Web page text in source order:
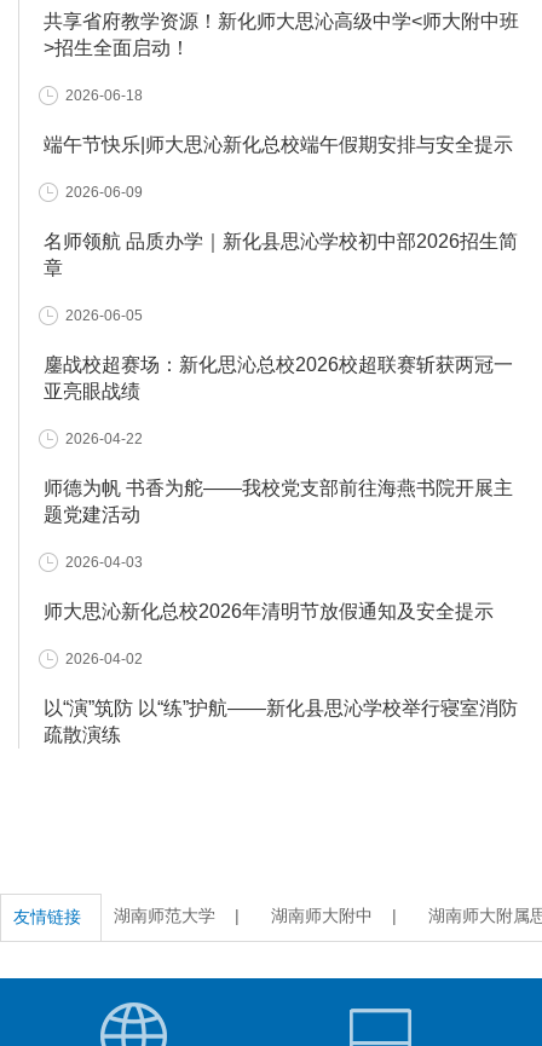
共享省府教学资源！新化师大思沁高级中学<师大附中班
>招生全面启动！
2026-06-18
端午节快乐|师大思沁新化总校端午假期安排与安全提示
2026-06-09
名师领航 品质办学｜新化县思沁学校初中部2026招生简
章
2026-06-05
鏖战校超赛场：新化思沁总校2026校超联赛斩获两冠一
亚亮眼战绩
2026-04-22
师德为帆 书香为舵——我校党支部前往海燕书院开展主
题党建活动
2026-04-03
师大思沁新化总校2026年清明节放假通知及安全提示
2026-04-02
以“演”筑防 以“练”护航——新化县思沁学校举行寝室消防
疏散演练
友情链接 湖南师范大学 | 湖南师大附中 | 湖南师大附